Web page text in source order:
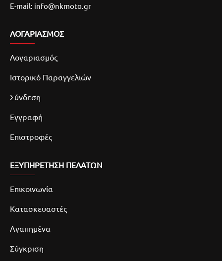
E-mail: info@nkmoto.gr
ΛΟΓΑΡΙΑΣΜΌΣ
Λογαριασμός
Ιστορικό Παραγγελιών
Σύνδεση
Εγγραφή
Επιστροφές
ΕΞΥΠΗΡΕΤΗΣΗ ΠΕΛΑΤΩΝ
Επικοινωνία
Κατασκευαστές
Αγαπημένα
Σύγκριση